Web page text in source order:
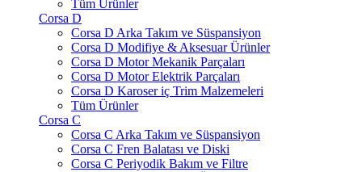
Tüm Ürünler
Corsa D
Corsa D Arka Takım ve Süspansiyon
Corsa D Modifiye & Aksesuar Ürünler
Corsa D Motor Mekanik Parçaları
Corsa D Motor Elektrik Parçaları
Corsa D Karoser iç Trim Malzemeleri
Tüm Ürünler
Corsa C
Corsa C Arka Takım ve Süspansiyon
Corsa C Fren Balatası ve Diski
Corsa C Periyodik Bakım ve Filtre